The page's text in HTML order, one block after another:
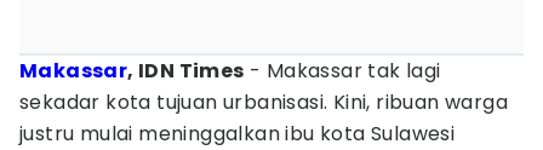
Makassar, IDN Times - Makassar tak lagi
sekadar kota tujuan urbanisasi. Kini, ribuan warga
justru mulai meninggalkan ibu kota Sulawesi